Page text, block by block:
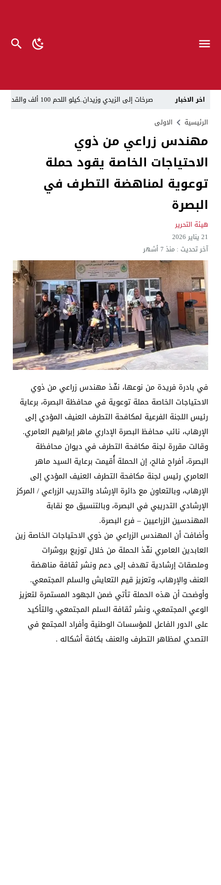
اخر الاخبار
صرخات إلى الزيدي وزيدان..كيلو اللحم 100 ألف والقداحة 5 آلاف في سجون العراق.. تظاهرة العوائل وسط بغداد
“لحين تسمية وزرائها”..الزيدي يوجه وكلاء الوزارات
مسيّرات إيرانية تستهدف مقرات حزب معارض كردي قرب
القضاء يطيح بموظفين ومعقبين في بلدية الناصرية
الإعلام والاتصالات تتوعد بإجراءات قانونية: لا وكيل
الرئيسية الاولى
مهندس زراعي من ذوي
الاحتياجات الخاصة يقود حملة
توعوية لمناهضة التطرف في
البصرة
هيئة التحرير
21 يناير 2026
آخر تحديث :منذ 7 أشهر
في بادرة فريدة من نوعها، نفّذ مهندس زراعي من ذوي
الاحتياجات الخاصة حملة توعوية في محافظة البصرة، برعاية
رئيس اللجنة الفرعية لمكافحة التطرف العنيف المؤدي إلى
الإرهاب، نائب محافظ البصرة الإداري ماهر إبراهيم العامري.
وقالت مقررة لجنة مكافحة التطرف في ديوان محافظة
البصرة، أفراح فالح، إن الحملة أُقيمت برعاية السيد ماهر
العامري رئيس لجنة مكافحة التطرف العنيف المؤدي إلى
الإرهاب، وبالتعاون مع دائرة الإرشاد والتدريب الزراعي / المركز
الإرشادي التدريبي في البصرة، وبالتنسيق مع نقابة
المهندسين الزراعيين – فرع البصرة.
وأضافت أن المهندس الزراعي من ذوي الاحتياجات الخاصة زين
العابدين العامري نفّذ الحملة من خلال توزيع بروشرات
وملصقات إرشادية تهدف إلى دعم ونشر ثقافة مناهضة
العنف والإرهاب، وتعزيز قيم التعايش والسلم المجتمعي.
وأوضحت أن هذه الحملة تأتي ضمن الجهود المستمرة لتعزيز
الوعي المجتمعي، ونشر ثقافة السلم المجتمعي، والتأكيد
على الدور الفاعل للمؤسسات الوطنية وأفراد المجتمع في
التصدي لمظاهر التطرف والعنف بكافة أشكاله .